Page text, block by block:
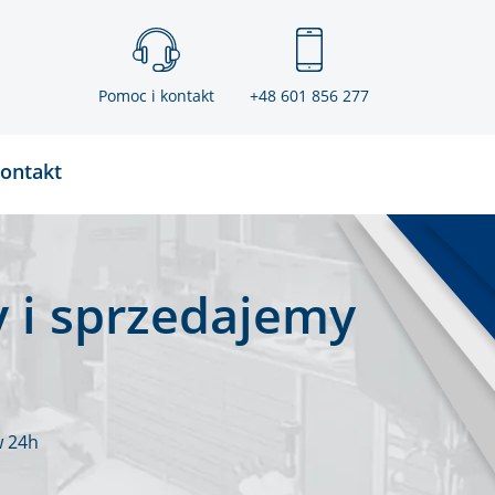
Pomoc i kontakt +48 601 856 277
i sprzedajemy
24h